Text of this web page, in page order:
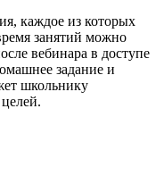
каждое из которых
занятий можно
вебинара в доступе
задание и
школьнику